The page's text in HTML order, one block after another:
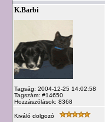
K.Barbi
Tagság: 2004-12-25 14:02:58
Tagszám: #14650
Hozzászólások: 8368
Kiváló dolgozó